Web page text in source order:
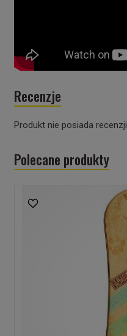
Recenzje
Produkt nie posiada recenzji.
Polecane produkty